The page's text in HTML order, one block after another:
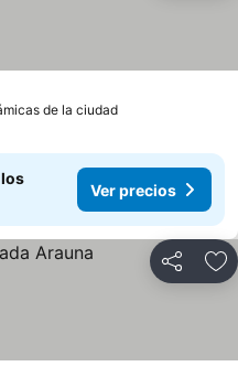
de la ciudad
Ver precios
Compartir